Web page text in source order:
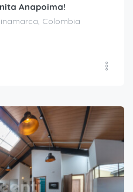
Anapoima!
Colombia